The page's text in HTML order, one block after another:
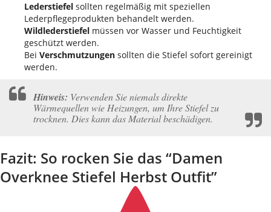
Lederstiefel sollten regelmäßig mit speziellen
Lederpflegeprodukten behandelt werden.
Wildlederstiefel müssen vor Wasser und Feuchtigkeit
geschützt werden.
Bei Verschmutzungen sollten die Stiefel sofort gereinigt
werden.
Hinweis: Verwenden Sie niemals direkte
Wärmequellen wie Heizungen, um Ihre Stiefel zu
trocknen. Dies kann das Material beschädigen.
Fazit: So rocken Sie das “Damen
Overknee Stiefel Herbst Outfit”